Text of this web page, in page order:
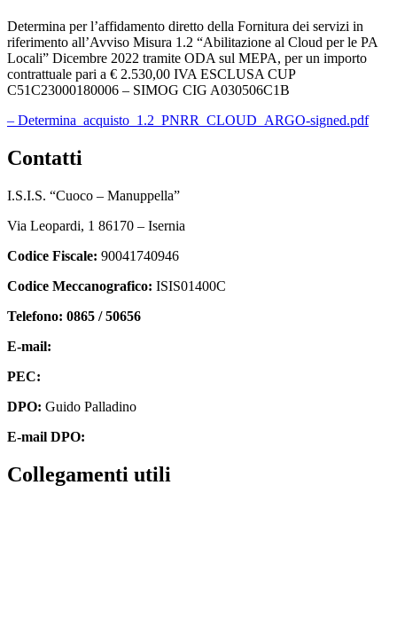
Determina per l’affidamento diretto della Fornitura dei servizi in
riferimento all’Avviso Misura 1.2 “Abilitazione al Cloud per le PA
Locali” Dicembre 2022 tramite ODA sul MEPA, per un importo
contrattuale pari a € 2.530,00 IVA ESCLUSA CUP
C51C23000180006 – SIMOG CIG A030506C1B
– Determina_acquisto_1.2_PNRR_CLOUD_ARGO-signed.pdf
contatti
I.S.I.S. “Cuoco – Manuppella”
Via Leopardi, 1 86170 – Isernia
Codice Fiscale: 90041740946
Codice Meccanografico: ISIS01400C
Telefono: 0865 / 50656
E-mail:
PEC:
DPO: Guido Palladino
E-mail DPO:
collegamenti utili